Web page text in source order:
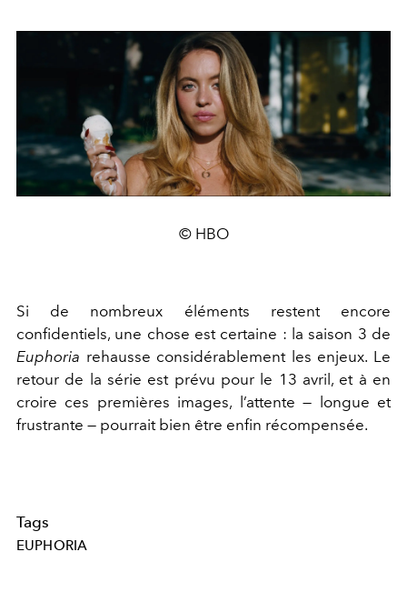
© HBO
Si de nombreux éléments restent encore
confidentiels, une chose est certaine : la saison 3 de
Euphoria rehausse considérablement les enjeux. Le
retour de la série est prévu pour le 13 avril, et à en
croire ces premières images, l’attente — longue et
frustrante — pourrait bien être enfin récompensée.
Tags
EUPHORIA